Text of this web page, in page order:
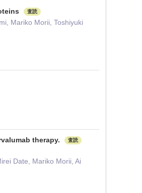
査読
Mariko Morii, Toshiyuki
therapy. 査読
Date, Mariko Morii, Ai